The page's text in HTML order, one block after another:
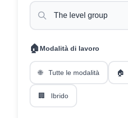
🏠 Modalità di lavoro
🌐 Tutte le modalità 🏠
🏢 Ibrido